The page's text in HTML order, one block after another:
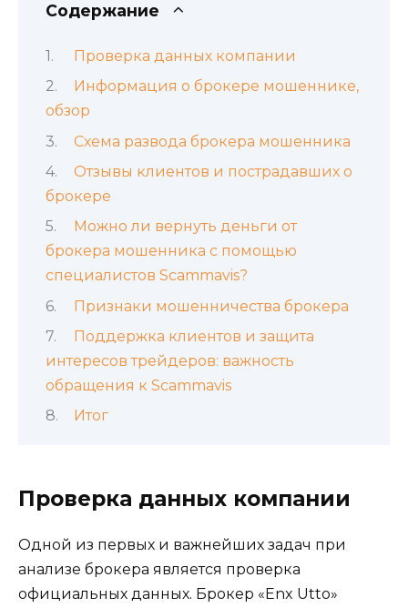
Содержание
Проверка данных компании
Информация о брокере мошеннике,
обзор
Схема развода брокера мошенника
Отзывы клиентов и пострадавших о
брокере
Можно ли вернуть деньги от
брокера мошенника с помощью
специалистов Scammavis?
Признаки мошенничества брокера
Поддержка клиентов и защита
интересов трейдеров: важность
обращения к Scammavis
Итог
Проверка данных компании
Одной из первых и важнейших задач при
анализе брокера является проверка
официальных данных. Брокер «Enx Utto»